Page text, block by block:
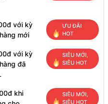
với kỳ
mới
ƯU ĐÃI
HOT
với kỳ
đã
SIÊU MỚI,
SIÊU HOT
khi
SIÊU MỚI,
SIÊU HOT